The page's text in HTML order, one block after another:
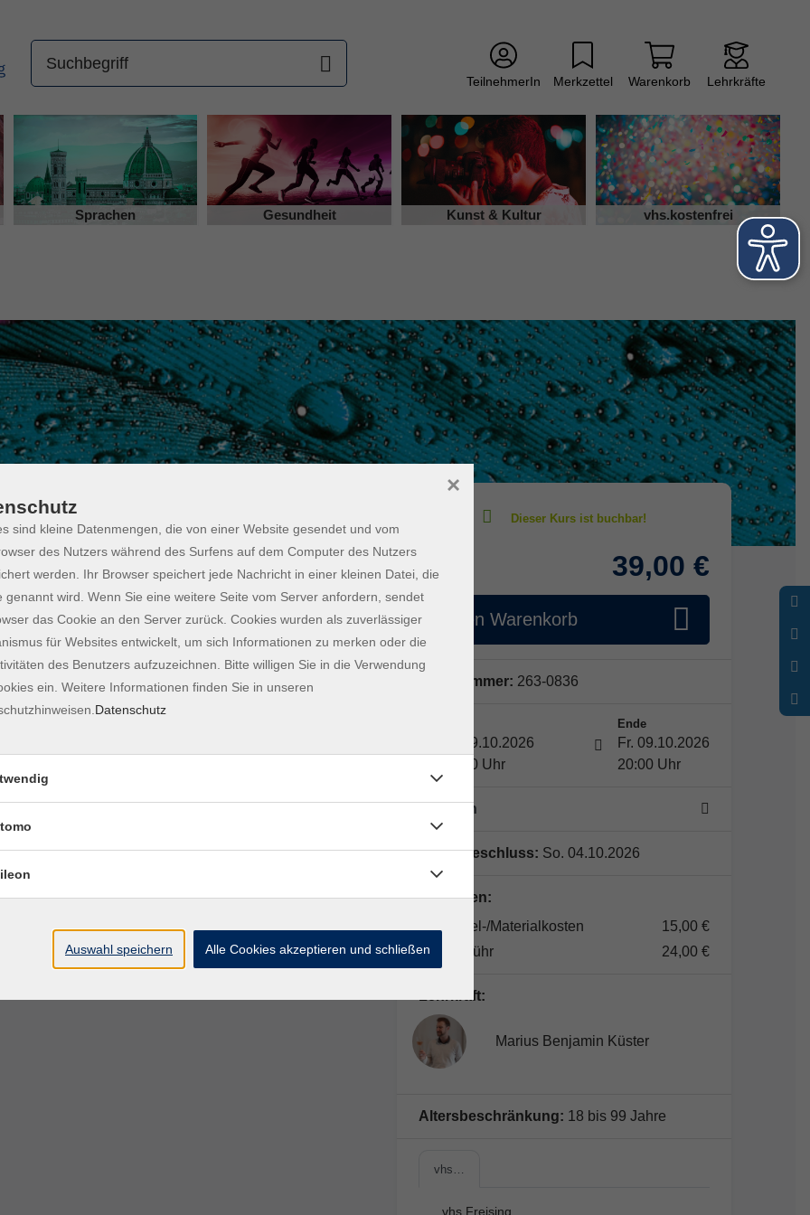
TeilnehmerIn Merkzettel Warenkorb Lehrkräfte
Sprachen Gesundheit Kunst & Kultur vhs.kostenfrei
für Beginner
Weine berühmt geworden, das ist
was genau macht deutschen Wein so
ein, warum Rheingau, Mosel, Riesling,
sind. Wir erkunden gemeinsam, wie man sich
Vielfalt schlängelt und der nächste Weineinkauf
Weine verkosten und was wirklich hinter
werden 5-6 verschiedene Weine verkosten und
und die Verkostungsweine enthalten. Bitte
privaten Shuttle. Don't drink and drive!
39,00 €
In den Warenkorb
Kursnummer: 263-0836
Fr. 09.10.2026
18:00 Uhr
Ende
Fr. 09.10.2026
20:00 Uhr
1 Termin
Anmeldeschluss: So. 04.10.2026
Gebühren:
Lernmittel-/Materialkosten
15,00 €
Kursgebühr
24,00 €
Lehrkraft:
Marius Benjamin Küster
Altersbeschränkung: 18 bis 99 Jahre
vhs…
vhs Freising
sind kleine Datenmengen, die von einer Website gesendet und vom
des Nutzers während des Surfens auf dem Computer des Nutzers
werden. Ihr Browser speichert jede Nachricht in einer kleinen Datei, die
genannt wird. Wenn Sie eine weitere Seite vom Server anfordern, sendet
das Cookie an den Server zurück. Cookies wurden als zuverlässiger
für Websites entwickelt, um sich Informationen zu merken oder die
des Benutzers aufzuzeichnen. Bitte willigen Sie in die Verwendung
ein. Weitere Informationen finden Sie in unseren
Datenschutz
×
Auswahl speichern Alle Cookies akzeptieren und schließen